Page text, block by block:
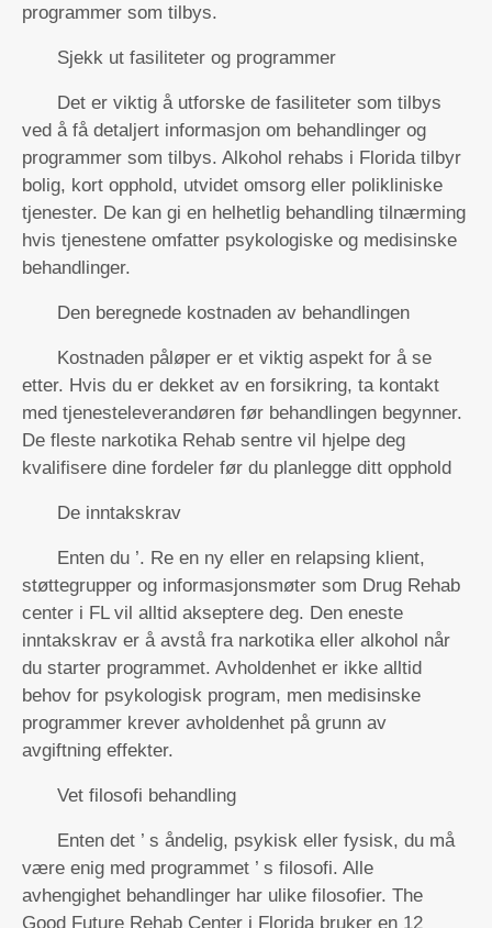
programmer som tilbys.
Sjekk ut fasiliteter og programmer
Det er viktig å utforske de fasiliteter som tilbys
ved å få detaljert informasjon om behandlinger og
programmer som tilbys. Alkohol rehabs i Florida tilbyr
bolig, kort opphold, utvidet omsorg eller polikliniske
tjenester. De kan gi en helhetlig behandling tilnærming
hvis tjenestene omfatter psykologiske og medisinske
behandlinger.
Den beregnede kostnaden av behandlingen
Kostnaden påløper er et viktig aspekt for å se
etter. Hvis du er dekket av en forsikring, ta kontakt
med tjenesteleverandøren før behandlingen begynner.
De fleste narkotika Rehab sentre vil hjelpe deg
kvalifisere dine fordeler før du planlegge ditt opphold
De inntakskrav
Enten du ’. Re en ny eller en relapsing klient,
støttegrupper og informasjonsmøter som Drug Rehab
center i FL vil alltid akseptere deg. Den eneste
inntakskrav er å avstå fra narkotika eller alkohol når
du starter programmet. Avholdenhet er ikke alltid
behov for psykologisk program, men medisinske
programmer krever avholdenhet på grunn av
avgiftning effekter.
Vet filosofi behandling
Enten det ’ s åndelig, psykisk eller fysisk, du må
være enig med programmet ’ s filosofi. Alle
avhengighet behandlinger har ulike filosofier. The
Good Future Rehab Center i Florida bruker en 12